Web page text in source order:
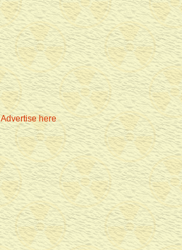
Advertise here